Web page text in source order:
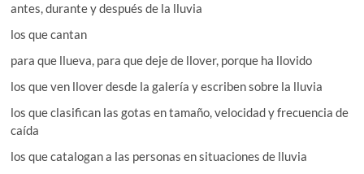
antes, durante y después de la lluvia
los que cantan
para que llueva, para que deje de llover, porque ha llovido
los que ven llover desde la galería y escriben sobre la lluvia
los que clasifican las gotas en tamaño, velocidad y frecuencia de
caída
los que catalogan a las personas en situaciones de lluvia